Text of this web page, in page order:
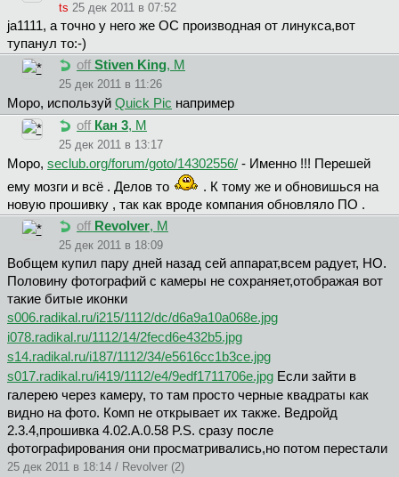
ts 25 дек 2011 в 07:52
ja1111, а точно у него же ОС производная от линукса,вот
тупанул то:-)
off Stiven King, М
25 дек 2011 в 11:26
Mopo, используй Quick Pic например
off Кан 3, М
25 дек 2011 в 13:17
Mopo, seclub.org/forum/goto/14302556/ - Именно !!! Перешей
ему мозги и всё . Делов то
. К тому же и обновишься на
новую прошивку , так как вроде компания обновляло ПО .
off Revolver, М
25 дек 2011 в 18:09
Вобщем купил пару дней назад сей аппарат,всем радует, НО.
Половину фотографий с камеры не сохраняет,отображая вот
такие битые иконки
s006.radikal.ru/i215/1112/dc/d6a9a10a068e.jpg
i078.radikal.ru/1112/14/2fecd6e432b5.jpg
s14.radikal.ru/i187/1112/34/e5616cc1b3ce.jpg
s017.radikal.ru/i419/1112/e4/9edf1711706e.jpg Если зайти в
галерею через камеру, то там просто черные квадраты как
видно на фото. Комп не открывает их также. Ведройд
2.3.4,прошивка 4.02.А.0.58 P.S. сразу после
фотографирования они просматривались,но потом перестали
25 дек 2011 в 18:14 / Revolver (2)